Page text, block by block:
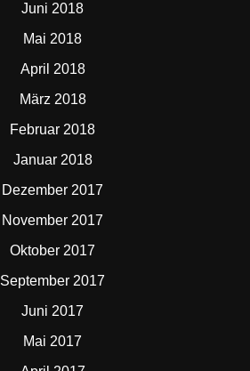
Juni 2018
Mai 2018
April 2018
März 2018
Februar 2018
Januar 2018
Dezember 2017
November 2017
Oktober 2017
September 2017
Juni 2017
Mai 2017